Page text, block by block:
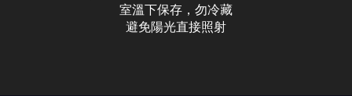
室溫下保存，勿冷藏
避免陽光直接照射